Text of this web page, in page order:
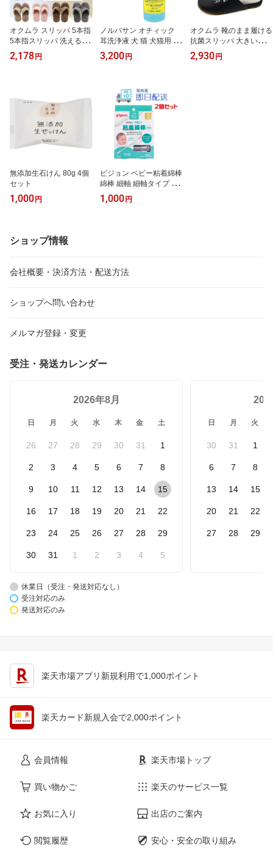
オクムラ スリッパ 5本指
5本指スリッパ 洗える マ
イクロファイバー 室内
室内履き ルームシューズ
康 ダイエット 美脚 静音
蒸れない 素足履き 湯上
り 風呂上がり スキンケ
ア ネイル
2,178円
ノルバサン オチィック
耳洗浄液 犬 猫 犬猫用 イ
ヤークリーナー 耳洗浄剤
耳ケア 耳そうじ 耳清潔
3,200円
オクムラ 靴のまま履ける
抗菌スリッパ 大きいサイ
ズ 業務用 フリーサイズ
室内履き ルームシューズ
2,930円
無添加生石けん 80g 4個
セット
1,000円
ピジョン ベビー粘着綿棒
綿棒 細軸 細軸タイプ 個
包装 50本入 2個セット
送料無料 日用品 ベビー
1,000円
ショップ情報
会社概要・決済方法・配送方法
ショップへ問い合わせ
メルマガ登録・変更
受注・発送カレンダー
2026年8月
日 月 火 水 木 金 土
26 27 28 29 30 31 1
2 3 4 5 6 7 8
9 10 11 12 13 14 15
16 17 18 19 20 21 22
23 24 25 26 27 28 29
30 31 1 2 3 4 5
日 月 火
30 31 1
6 7 8
13 14 15
20 21 22
27 28 29
休業日（受注・発送対応なし）
受注対応のみ
発送対応のみ
楽天市場アプリ新規利用で1,000ポイント
楽天カード新規入会で2,000ポイント
会員情報
買い物かご
お気に入り
閲覧履歴
楽天市場トップ
楽天のサービス一覧
出店のご案内
安心・安全の取り組み